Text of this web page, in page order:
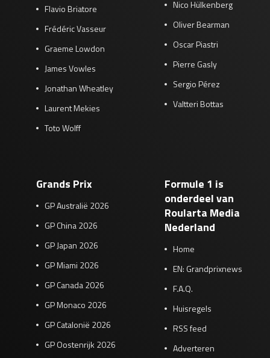
Flavio Briatore
Frédéric Vasseur
Graeme Lowdon
James Vowles
Jonathan Wheatley
Laurent Mekies
Toto Wolff
Nico Hülkenberg
Oliver Bearman
Oscar Piastri
Pierre Gasly
Sergio Pérez
Valtteri Bottas
Grands Prix
GP Australië 2026
GP China 2026
GP Japan 2026
GP Miami 2026
GP Canada 2026
GP Monaco 2026
GP Catalonië 2026
GP Oostenrijk 2026
Formule 1 is
onderdeel van
Roularta Media
Nederland
Home
EN: Grandprixnews
F.A.Q.
Huisregels
RSS feed
Adverteren